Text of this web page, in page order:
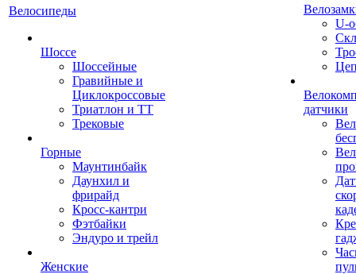
Велосипеды
Шоссе
Шоссейные
Гравийные и
Циклокроссовые
Триатлон и ТТ
Трековые
Горные
Маунтинбайк
Даунхил и
фрирайд
Кросс-кантри
Фэтбайки
Эндуро и трейл
Женские
U-
датчики